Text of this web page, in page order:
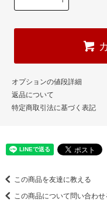
オプションの値段詳細
返品について
特定商取引法に基づく表記
この商品を友達に教える
この商品について問い合わせ